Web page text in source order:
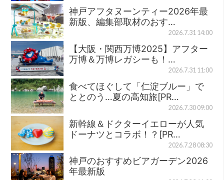
神戸アフタヌーンティー2026年最
新版、編集部取材のおす…
2026.7.31 14:00
【大阪・関西万博2025】アフター
万博＆万博レガシーも！…
2026.7.31 11:00
食べてほぐして「仁淀ブルー」で
ととのう…夏の高知旅[PR…
2026.7.30 09:00
新幹線＆ドクターイエローが人気
ドーナツとコラボ！？[PR…
2026.7.28 08:30
神戸のおすすめビアガーデン2026
年最新版